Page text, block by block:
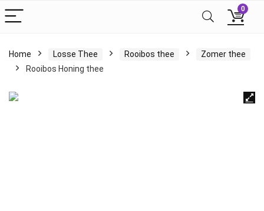
0
Home Losse Thee Rooibos thee
Zomer thee
Rooibos Honing thee